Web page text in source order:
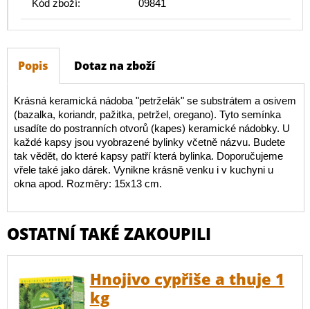
Kód zboží: 09841
Popis Dotaz na zboží
Krásná keramická nádoba "petrželák" se substrátem a osivem
(bazalka, koriandr, pažitka, petržel, oregano). Tyto semínka
usadíte do postranních otvorů (kapes) keramické nádobky. U
každé kapsy jsou vyobrazené bylinky včetně názvu. Budete
tak vědět, do které kapsy patří která bylinka. Doporučujeme
vřele také jako dárek. Vynikne krásně venku i v kuchyni u
okna apod. Rozměry: 15x13 cm.
OSTATNÍ TAKÉ ZAKOUPILI
Hnojivo cypřiše a thuje 1
kg